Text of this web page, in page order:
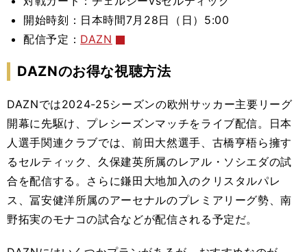
開始時刻：日本時間7月28日（日）5:00
配信予定： DAZN
DAZNのお得な視聴方法
DAZNでは2024-25シーズンの欧州サッカー主要リーグ
開幕に先駆け、プレシーズンマッチをライブ配信。日本
人選手関連クラブでは、前田大然選手、古橋亨梧ら擁す
るセルティック、久保建英所属のレアル・ソシエダの試
合を配信する。さらに鎌田大地加入のクリスタルパレ
ス、冨安健洋所属のアーセナルのプレミアリーグ勢、南
野拓実のモナコの試合などが配信される予定だ。